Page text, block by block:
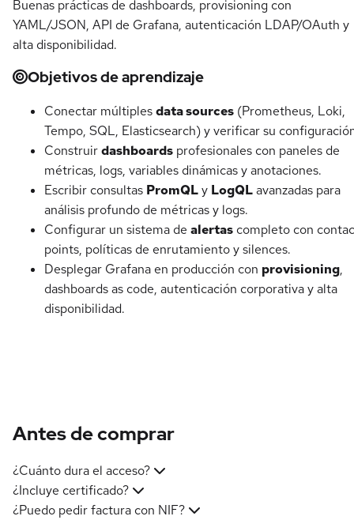
Buenas prácticas de dashboards, provisioning con
YAML/JSON, API de Grafana, autenticación LDAP/OAuth y
alta disponibilidad.
Objetivos de aprendizaje
Conectar múltiplesdata sources (Prometheus, Loki,
Tempo, SQL, Elasticsearch) y verificar su
Construirdashboards profesionales con paneles de
métricas, logs, variables dinámicas y anotaciones.
Escribir consultas PromQLy LogQLavanzadas para
análisis profundo de métricas y logs.
Configurar un sistema de alertas completo con
points, políticas de enrutamiento y silences.
Desplegar Grafana en producción con provisioning,
dashboards as code, autenticación corporativa y alta
disponibilidad.
Antes de comprar
¿Cuánto dura el acceso?
¿Incluye certificado?
¿Puedo pedir factura con NIF?